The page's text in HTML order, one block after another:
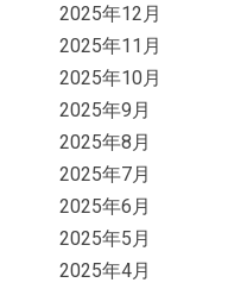
2025年12月
2025年11月
2025年10月
2025年9月
2025年8月
2025年7月
2025年6月
2025年5月
2025年4月